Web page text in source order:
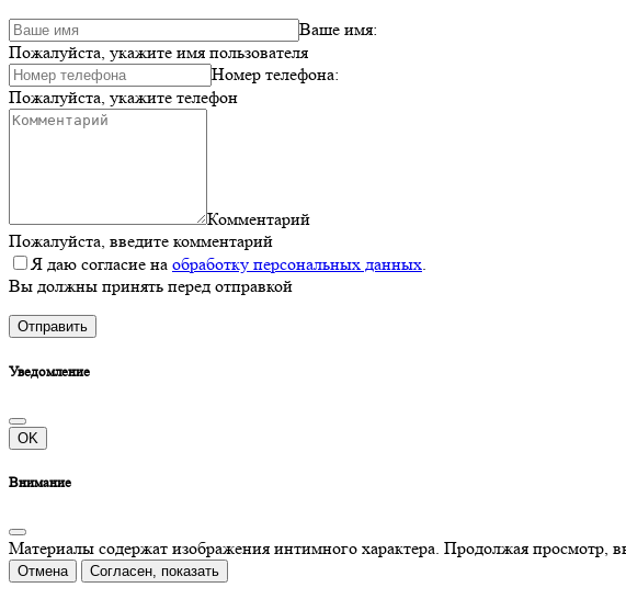
Ваше имя:
Пожалуйста, укажите имя пользователя
Номер телефона:
Пожалуйста, укажите телефон
Комментарий
Пожалуйста, введите комментарий
Я даю согласие на обработку персональных данных.
Вы должны принять перед отправкой
Отправить
Уведомление
OK
Внимание
Материалы содержат изображения интимного характера. Продолжая просмотр,
Отмена Согласен, показать